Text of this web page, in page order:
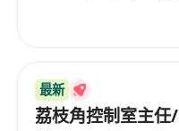
最新
荔枝角控制室主任